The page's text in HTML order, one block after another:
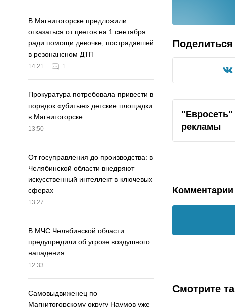
В Магнитогорске предложили
отказаться от цветов на 1 сентября
ради помощи девочке, пострадавшей
в резонансном ДТП
14:21 1
Прокуратура потребовала привести в
порядок «убитые» детские площадки
в Магнитогорске
13:50
От госуправления до производства: в
Челябинской области внедряют
искусственный интеллект в ключевых
сферах
13:27
В МЧС Челябинской области
предупредили об угрозе воздушного
нападения
12:33
Самовыдвиженец по
Магнитогорскому округу Наумов уже
"Евросеть"
рекламы
Комментарии
Смотрите